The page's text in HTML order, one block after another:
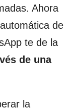
Ahora
de
te de la
de una
la